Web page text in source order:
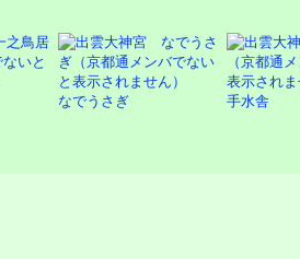
なでうさぎ 手水舎